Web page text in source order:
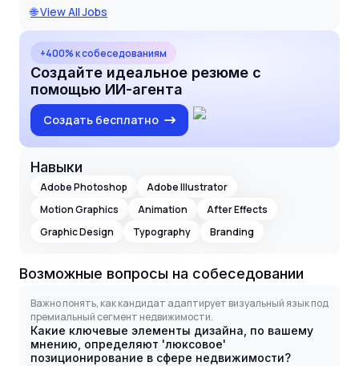
🌐 View All Jobs
+400% к собеседованиям
Создайте идеальное резюме с
помощью ИИ-агента
Создать бесплатно
Навыки
Adobe Photoshop
Adobe Illustrator
Motion Graphics
Animation
After Effects
Graphic Design
Typography Branding
Возможные вопросы на собеседовании
Важно понять, как кандидат адаптирует визуальный язык под
премиальный сегмент недвижимости.
Какие ключевые элементы дизайна, по вашему
мнению, определяют 'люксовое'
позиционирование в сфере недвижимости?